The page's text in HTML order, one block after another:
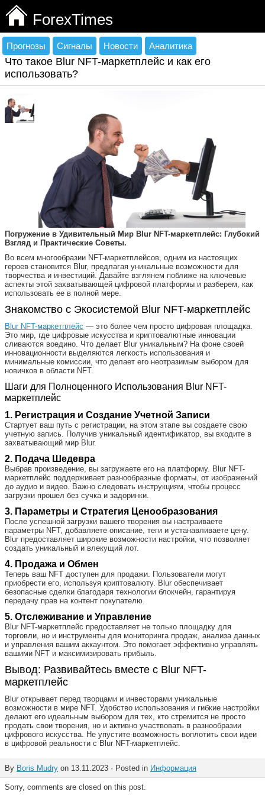
ForexTimes
Прогнозы Сигналы Новости Аналитика
Что такое Blur NFT-маркетплейс и как его
использовать?
Погружение в Удивительный Мир Blur NFT-маркетплейс: Глубокий
Взгляд и Практические Советы.
Во всем многообразии NFT-маркетплейсов, одним из настоящих
героев становится Blur, предлагая уникальные возможности для
творчества и инвестиций. Давайте взглянем поближе на ключевые
аспекты этой захватывающей цифровой платформы и разберем, как
использовать ее в полной мере.
Знакомство с Экосистемой Blur NFT-маркетплейс
Blur NFT-маркетплейс — это более чем просто цифровая площадка.
Это мир, где цифровые искусства и криптовалютные инновации
сливаются воедино. Что делает Blur уникальным? На фоне своей
инновационности выделяются легкость использования и
минимальные комиссии, что делает его неотразимым выбором для
новичков в области NFT.
Шаги для Полноценного Использования Blur NFT-
маркетплейс
1. Регистрация и Создание Учетной Записи
Стартует ваш путь с регистрации, на этом этапе вы создаете свою
учетную запись. Получив уникальный идентификатор, вы входите в
захватывающий мир Blur.
2. Подача Шедевра
Выбрав произведение, вы загружаете его на платформу. Blur NFT-
маркетплейс поддерживает разнообразные форматы, от изображений
до аудио и видео. Важно следовать инструкциям, чтобы процесс
загрузки прошел без сучка и задоринки.
3. Параметры и Стратегия Ценообразования
После успешной загрузки вашего творения вы настраиваете
параметры NFT, добавляете описание, теги и устанавливаете цену.
Blur предоставляет широкие возможности настройки, что позволяет
создать уникальный и влекущий лот.
4. Продажа и Обмен
Теперь ваш NFT доступен для продажи. Пользователи могут
приобрести его, используя криптовалюту. Blur обеспечивает
безопасные сделки благодаря технологии блокчейн, гарантируя
передачу прав на контент покупателю.
5. Отслеживание и Управление
Blur NFT-маркетплейс предоставляет не только площадку для
торговли, но и инструменты для мониторинга продаж, анализа данных
и управления вашим аккаунтом. Это помогает эффективно управлять
вашими NFT и максимизировать прибыль.
Вывод: Развивайтесь вместе с Blur NFT-
маркетплейс
Blur открывает перед творцами и инвесторами уникальные
возможности в мире NFT. Удобство использования и гибкие настройки
делают его идеальным выбором для тех, кто стремится не просто
продать свои творения, но и активно участвовать в разнообразии
цифрового искусства. Не упустите возможность воплотить свои идеи
в цифровой реальности с Blur NFT-маркетплейс.
By Boris Mudry on 13.11.2023 · Posted in Информация
Sorry, comments are closed on this post.